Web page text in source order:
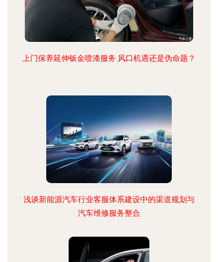
上门保养延伸钣金喷漆服务 风口机遇还是伪命题？
浅谈新能源汽车行业客服体系建设中的渠道规划与
汽车维修服务整合